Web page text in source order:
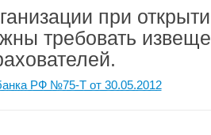
при
требовать
РФ №75-Т от 30.05.2012